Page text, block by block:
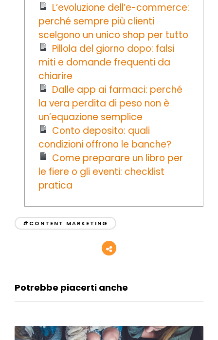
L’evoluzione dell’e-commerce:
perché sempre più clienti
scelgono un unico shop per tutto
Pillola del giorno dopo: falsi
miti e domande frequenti da
chiarire
Dalle app ai farmaci: perché
la vera perdita di peso non è
un’equazione semplice
Conto deposito: quali
condizioni offrono le banche?
Come preparare un libro per
le fiere o gli eventi: checklist
pratica
#CONTENT MARKETING
Potrebbe piacerti anche